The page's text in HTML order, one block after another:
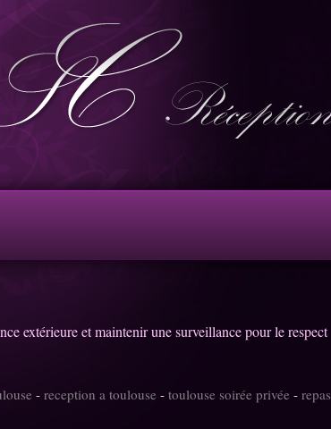
extérieure et maintenir une surveillance pour le respect
- reception a toulouse - toulouse soirée privée - repas